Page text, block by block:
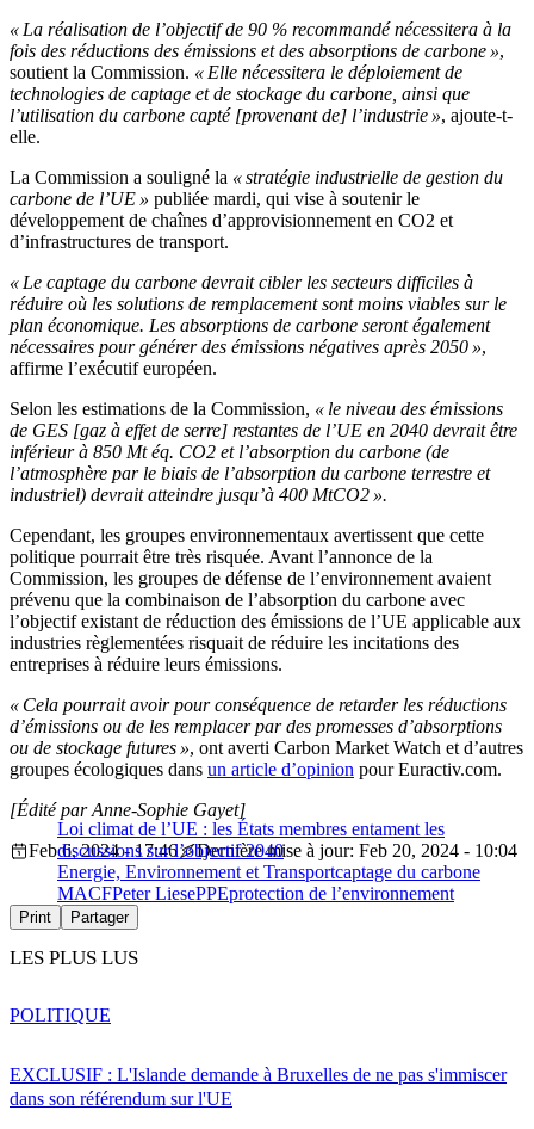
« La réalisation de l’objectif de 90 % recommandé nécessitera à la
fois des réductions des émissions et des absorptions de carbone »,
soutient la Commission. « Elle nécessitera le déploiement de
technologies de captage et de stockage du carbone, ainsi que
l’utilisation du carbone capté [provenant de] l’industrie », ajoute-t-
elle.
La Commission a souligné la « stratégie industrielle de gestion du
carbone de l’UE » publiée mardi, qui vise à soutenir le
développement de chaînes d’approvisionnement en CO2 et
d’infrastructures de transport.
« Le captage du carbone devrait cibler les secteurs difficiles à
réduire où les solutions de remplacement sont moins viables sur le
plan économique. Les absorptions de carbone seront également
nécessaires pour générer des émissions négatives après 2050 »,
affirme l’exécutif européen.
Selon les estimations de la Commission, « le niveau des émissions
de GES [gaz à effet de serre] restantes de l’UE en 2040 devrait être
inférieur à 850 Mt éq. CO2 et l’absorption du carbone (de
l’atmosphère par le biais de l’absorption du carbone terrestre et
industriel) devrait atteindre jusqu’à 400 MtCO2 ».
Cependant, les groupes environnementaux avertissent que cette
politique pourrait être très risquée. Avant l’annonce de la
Commission, les groupes de défense de l’environnement avaient
prévenu que la combinaison de l’absorption du carbone avec
l’objectif existant de réduction des émissions de l’UE applicable aux
industries règlementées risquait de réduire les incitations des
entreprises à réduire leurs émissions.
« Cela pourrait avoir pour conséquence de retarder les réductions
d’émissions ou de les remplacer par des promesses d’absorptions
ou de stockage futures », ont averti Carbon Market Watch et d’autres
groupes écologiques dans un article d’opinion pour Euractiv.com.
Loi climat de l’UE : les États membres entament les
discussions sur l’objectif 2040
[Édité par Anne-Sophie Gayet]
Feb 6, 2024 - 17:46
Dernière mise à jour: Feb 20, 2024 - 10:04
Energie, Environnement et Transportcaptage du carbone
MACFPeter LiesePPEprotection de l’environnement
Print Partager
LES PLUS LUS
EXCLUSIF : L'Islande demande à Bruxelles de ne pas s'immiscer
dans son référendum sur l'UE
POLITIQUE